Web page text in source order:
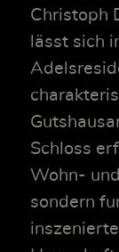
Christoph
lässt sich
Schloss
Wohn-
sondern